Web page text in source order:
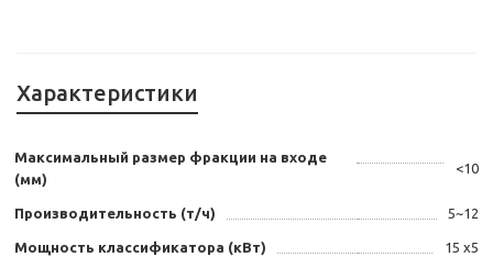
Характеристики
Максимальный размер фракции на входе
(мм)
<10
Производительность (т/ч) 5~12
Мощность классификатора (кВт) 15 x5